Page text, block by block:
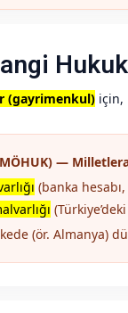
(gayrimenkul) için,
—
(banka
(ör. Almanya)